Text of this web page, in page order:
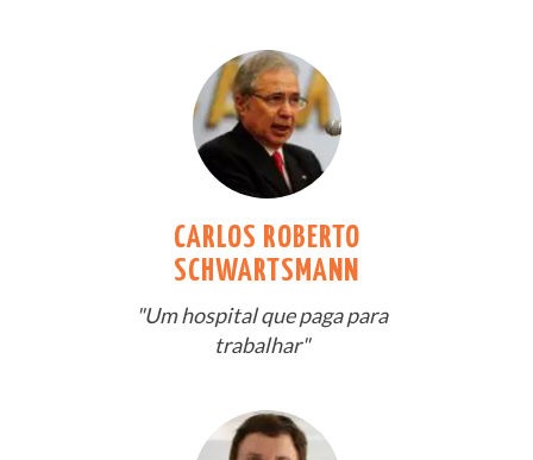
CARLOS ROBERTO
SCHWARTSMANN
"Um hospital que paga para
trabalhar"